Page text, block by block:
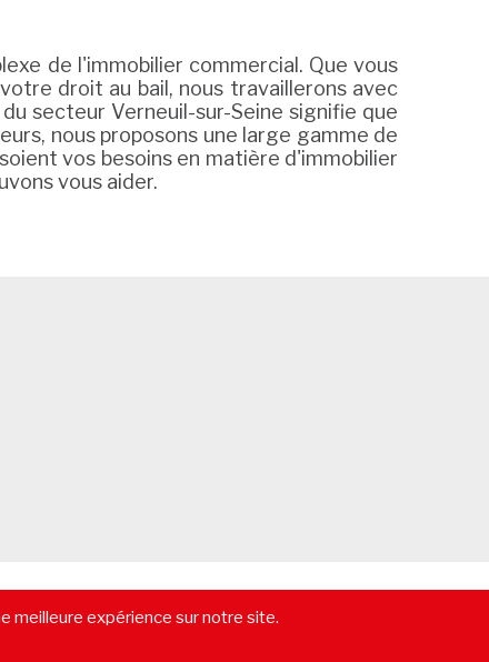
de l'immobilier commercial. Que vous
droit au bail, nous travaillerons avec
secteur Verneuil-sur-Seine signifie que
nous proposons une large gamme de
vos besoins en matière d'immobilier
vous aider.
Vendre un immeuble-Location pure-
meilleure expérience sur notre site.